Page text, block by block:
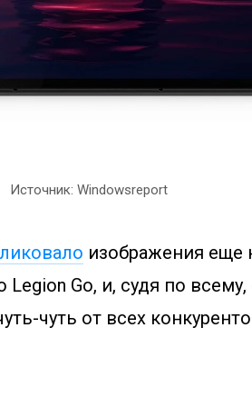
Источник: Windowsreport
изображения еще
Go, и, судя по
чуть от всех